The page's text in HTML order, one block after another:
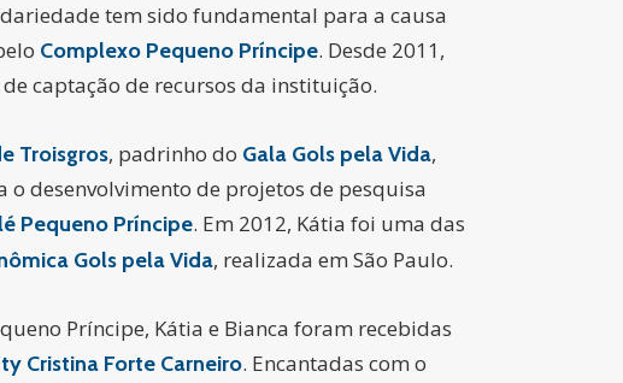
tem sido fundamental para a causa
Complexo Pequeno Príncipe. Desde 2011,
captação de recursos da instituição.
Troisgros, padrinho do Gala Gols pela Vida,
desenvolvimento de projetos de pesquisa
Pequeno Príncipe. Em 2012, Kátia foi uma das
Gols pela Vida, realizada em São Paulo.
Príncipe, Kátia e Bianca foram recebidas
Cristina Forte Carneiro. Encantadas com o